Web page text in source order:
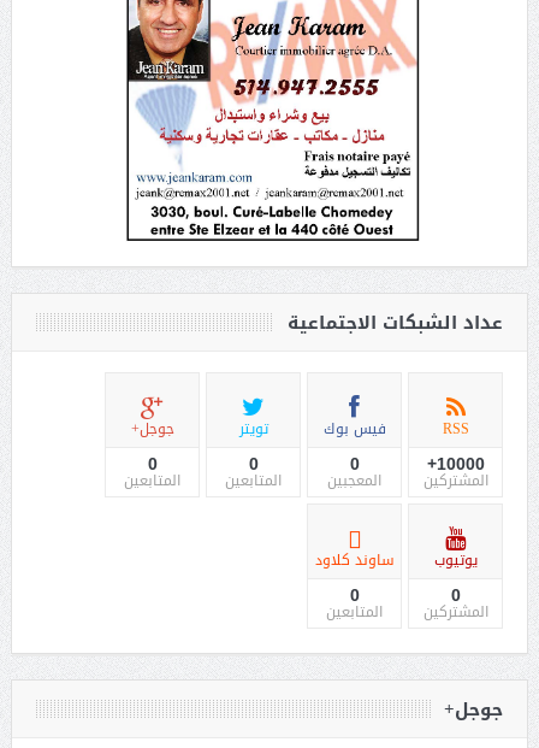
عداد الشبكات الاجتماعية
RSS
10000+
المشتركين
فيس بوك
0
المعجبين
تويتر
0
المتابعين
جوجل+
0
المتابعين
يوتيوب
0
المشتركين
ساوند كلاود
0
المتابعين
جوجل+